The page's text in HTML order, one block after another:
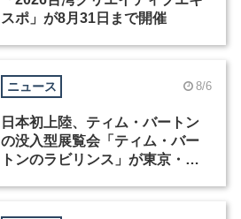
スポ」が8月31日まで開催
ニュース 8/6
日本初上陸、ティム・バートン
の没入型展覧会「ティム・バー
トンのラビリンス」が東京・豊